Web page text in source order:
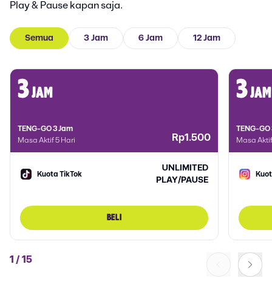
Play & Pause kapan saja.
Semua 3 Jam 6 Jam 12 Jam
3jam
TENG-GO 3 Jam
Masa Aktif 5 Hari
Rp1.500
Kuota TikTok
UNLIMITED
PLAY/PAUSE
BELI
3jam
TENG-GO
Masa
1 / 15